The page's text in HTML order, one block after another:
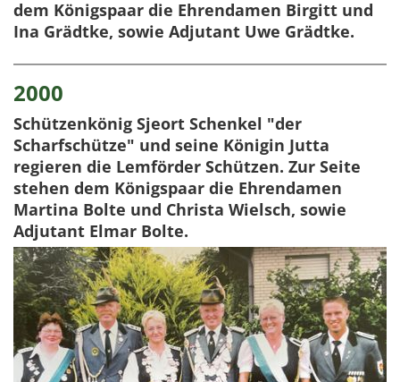
dem Königspaar die Ehrendamen Birgitt und
Ina Grädtke, sowie Adjutant Uwe Grädtke.
2000
Schützenkönig Sjeort Schenkel "der
Scharfschütze" und seine Königin Jutta
regieren die Lemförder Schützen. Zur Seite
stehen dem Königspaar die Ehrendamen
Martina Bolte und Christa Wielsch, sowie
Adjutant Elmar Bolte.